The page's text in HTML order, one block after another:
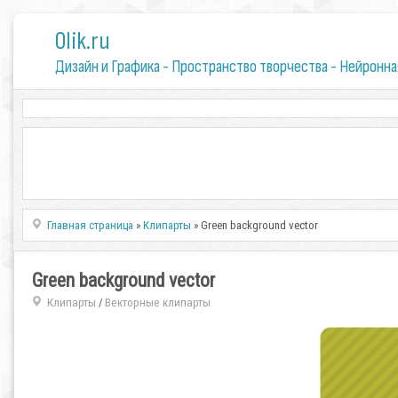
0lik.ru
Дизайн и Графика - Пространство творчества -
Главная страница »Клипарты » Green background vector
Green background vector
Клипарты / Векторные клипарты